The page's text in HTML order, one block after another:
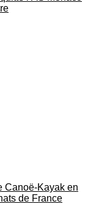
Canoë‑Kayak en
de France